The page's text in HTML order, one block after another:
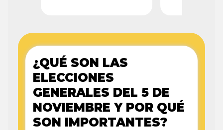
¿QUÉ SON LAS
ELECCIONES
GENERALES DEL 5 DE
NOVIEMBRE Y POR QUÉ
SON IMPORTANTES?